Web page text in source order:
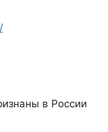
в России